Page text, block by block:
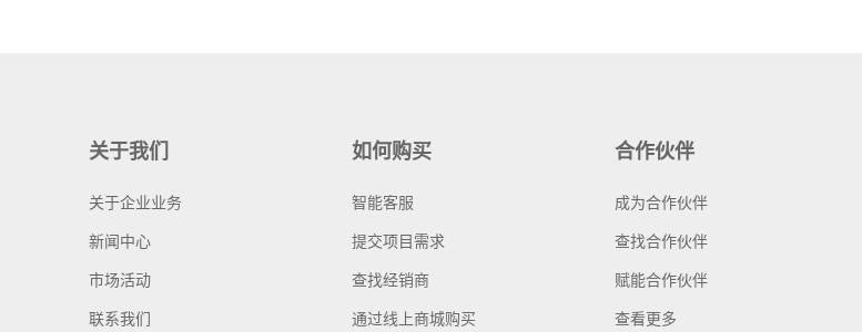
关于我们
关于企业业务
新闻中心
市场活动
联系我们
如何购买
智能客服
提交项目需求
查找经销商
通过线上商城购买
合作伙伴
成为合作伙伴
查找合作伙伴
赋能合作伙伴
查看更多